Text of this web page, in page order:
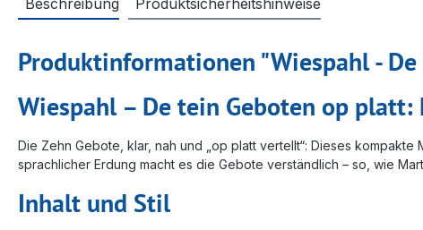
Produktinformationen "Wiespahl -
Wiespahl – De tein Geboten op
Die Zehn Gebote, klar, nah und „op platt vertellt“: Dieses
sprachlicher Erdung macht es die Gebote verständlich – so, wie
Inhalt und Stil